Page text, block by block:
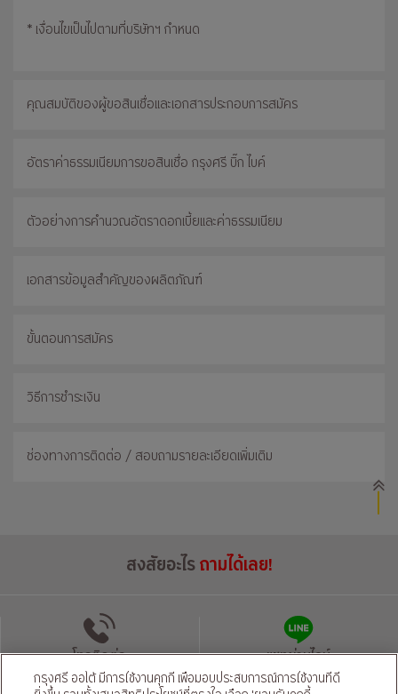
* เงื่อนไขเป็นไปตามที่บริษัทฯ กำหนด
คุณสมบัติของผู้ขอสินเชื่อและเอกสารประกอบการสมัคร
อัตราค่าธรรมเนียมการขอสินเชื่อ กรุงศรี บิ๊ก ไบค์
ตัวอย่างการคำนวณอัตราดอกเบี้ยและค่าธรรมเนียม
เอกสารข้อมูลสำคัญของผลิตภัณฑ์
ขั้นตอนการสมัคร
วิธีการชำระเงิน
ช่องทางการติดต่อ / สอบถามรายละเอียดเพิ่มเติม
สงสัยอะไรถามได้เลย!
โทรติดต่อ แชทผ่านไลน์
กรุงศรี ออโต้ มีการใช้งานคุกกี้ เพื่อมอบประสบการณ์การใช้งานที่ดี